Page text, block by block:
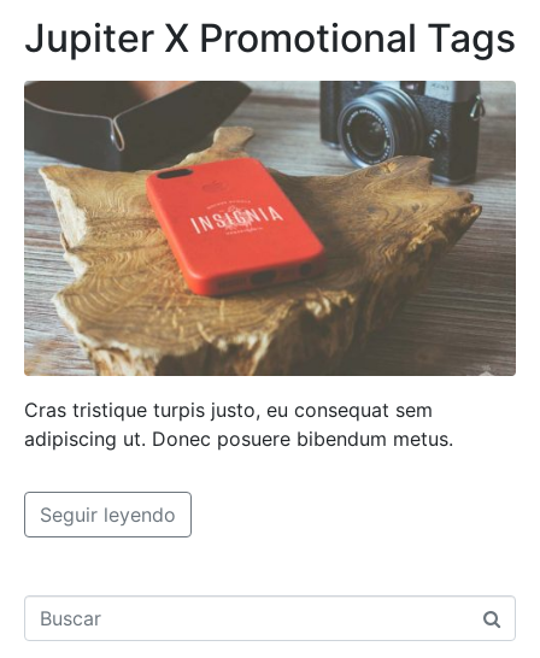
Jupiter X Promotional Tags
Cras tristique turpis justo, eu consequat sem
adipiscing ut. Donec posuere bibendum metus.
Seguir leyendo